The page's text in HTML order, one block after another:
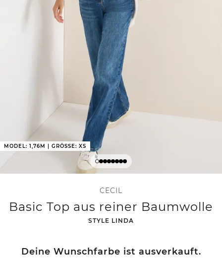
MODEL: 1,76M | GRÖSSE: XS
CECIL
Basic Top aus reiner Baumwolle
-
STYLE LINDA
Deine Wunschfarbe ist ausverkauft.